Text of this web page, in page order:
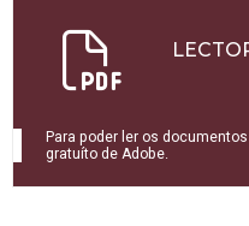
Para poder ler os
gratuíto de Adobe.